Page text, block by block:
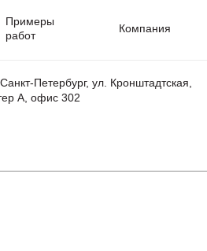
Примеры
работ
Компания
Петербург, ул. Кронштадтская,
А, офис 302